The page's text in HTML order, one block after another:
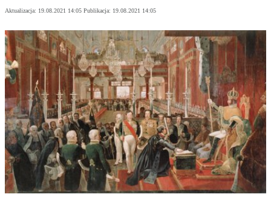
Aktualizacja: 19.08.2021 14:05 Publikacja: 19.08.2021 14:05